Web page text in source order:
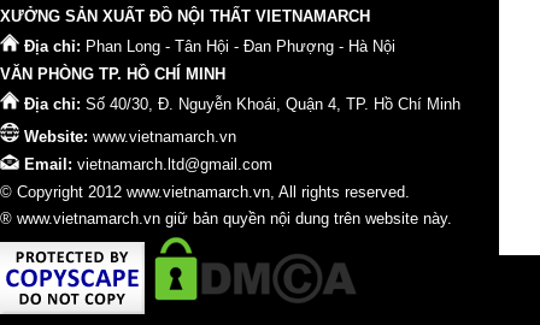
XƯỞNG SẢN XUẤT ĐỒ NỘI THẤT VIETNAMARCH
Địa chỉ: Phan Long - Tân Hội - Đan Phượng - Hà Nội
VĂN PHÒNG TP. HỒ CHÍ MINH
Địa chỉ: Số 40/30, Đ. Nguyễn Khoái, Quận 4, TP. Hồ Chí Minh
Website: www.vietnamarch.vn
Email: vietnamarch.ltd@gmail.com
© Copyright 2012 www.vietnamarch.vn, All rights reserved.
® www.vietnamarch.vn giữ bản quyền nội dung trên website này.